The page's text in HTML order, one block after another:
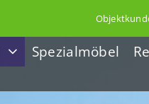
Spezialmöbel